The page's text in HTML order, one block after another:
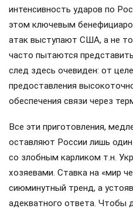
интенсивность ударов по
этом ключевым
атак выступают США, а не
часто пытаются
след здесь очевиден: от
предоставления
обеспечения связи через
Все эти приготовления,
оставляют России лишь
со злобным карликом т.н.
хозяевами. Ставка на «мир
сиюминутный тренд, а
адекватного ответа. Чтобы